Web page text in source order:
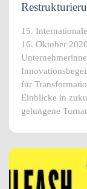
15.
16. Oktober
für
Einblicke in
gelungene